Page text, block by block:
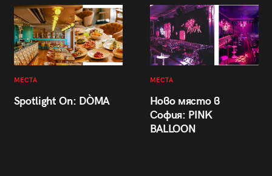
МЕСТА
Spotlight On: DÒMA
МЕСТА
Ново място в
София: PINK
BALLOON